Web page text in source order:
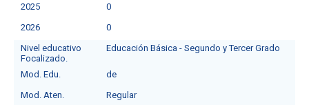
2025
0
2026
0
Nivel educativo
Educación Básica - Segundo y Tercer Grado
Focalizado.
Mod. Edu.
de
Mod. Aten.
Regular